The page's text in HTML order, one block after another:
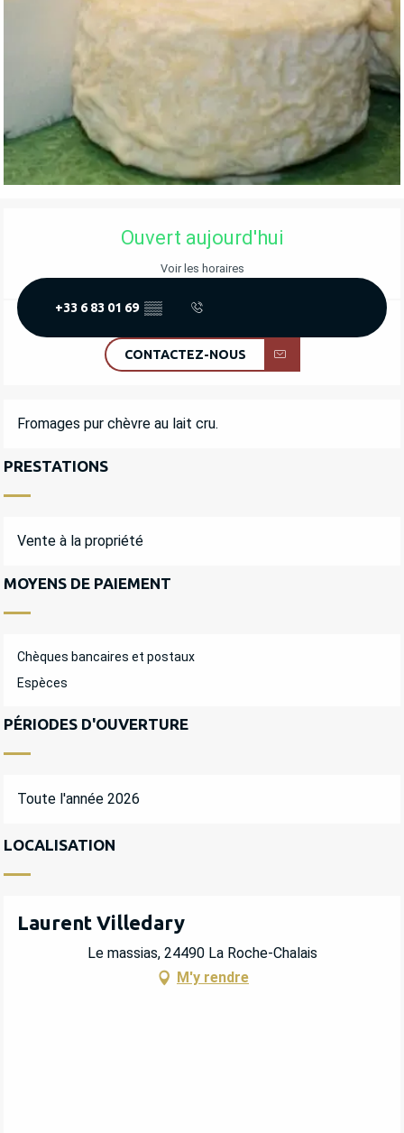
OUVERTURE ET COORDONNÉES
Ouvert aujourd'hui
Voir les horaires
+33 6 83 01 69 ▒▒
CONTACTEZ-NOUS
DESCRIPTION
Fromages pur chèvre au lait cru.
PRESTATIONS
Vente à la propriété
MOYENS DE PAIEMENT
Chèques bancaires et postaux
Espèces
PÉRIODES D'OUVERTURE
Toute l'année 2026
LOCALISATION
Laurent Villedary
Le massias, 24490 La Roche-Chalais
M'y rendre